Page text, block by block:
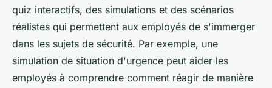
quiz interactifs, des simulations et des scénarios
réalistes qui permettent aux employés de s'immerger
dans les sujets de sécurité. Par exemple, une
simulation de situation d'urgence peut aider les
employés à comprendre comment réagir de manière